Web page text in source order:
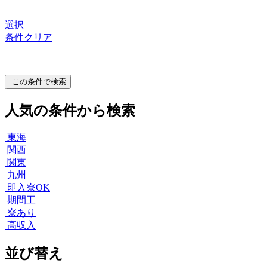
選択
条件クリア
この条件で検索
人気の条件から検索
東海
関西
関東
九州
即入寮OK
期間工
寮あり
高収入
並び替え